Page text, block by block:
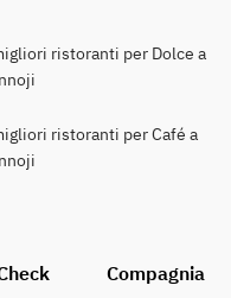
ristoranti per Dolce a
ristoranti per Café a
Compagnia